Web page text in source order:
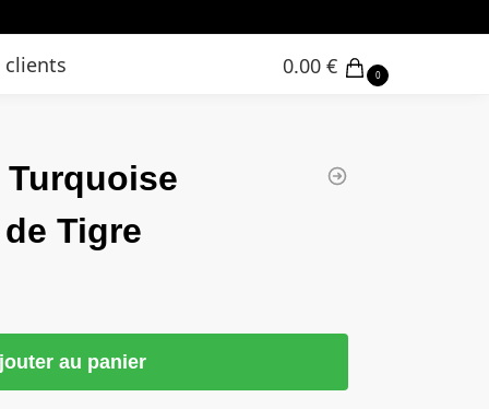
clients 0.00 € 0
Tigre
au panier